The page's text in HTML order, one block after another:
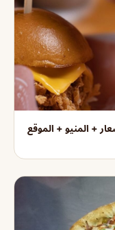
+ المنيو + الموقع